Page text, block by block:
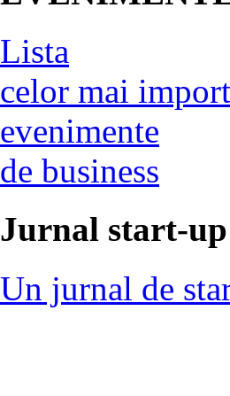
Lista
celor mai
evenimente
de business
Jurnal start-up
Un jurnal de